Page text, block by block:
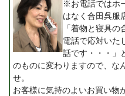
※お電話ではホ
はなく合田呉服
「着物と寝具の
電話で応対いた
話です・・・」
のものに変わりますので、な
せ。
お客様に気持のよいお買い物